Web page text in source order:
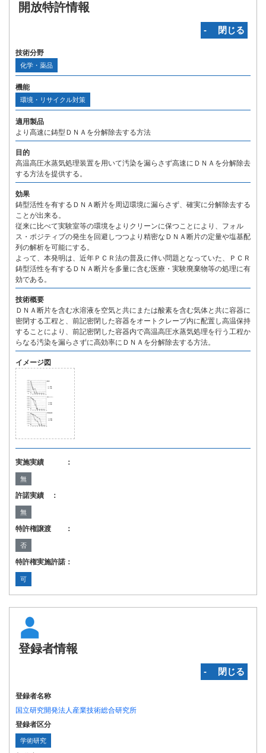
開放特許情報
‐ 閉じる
技術分野
化学・薬品
機能
環境・リサイクル対策
適用製品
より高速に鋳型ＤＮＡを分解除去する方法
目的
高温高圧水蒸気処理装置を用いて汚染を漏らさず高速にＤＮＡを分解除去
する方法を提供する。
効果
鋳型活性を有するＤＮＡ断片を周辺環境に漏らさず、確実に分解除去する
ことが出来る。
従来に比べて実験室等の環境をよりクリーンに保つことにより、フォル
ス・ポジティブの発生を回避しつつより精密なＤＮＡ断片の定量や塩基配
列の解析を可能にする。
よって、本発明は、近年ＰＣＲ法の普及に伴い問題となっていた、ＰＣＲ
鋳型活性を有するＤＮＡ断片を多量に含む医療・実験廃棄物等の処理に有
効である。
技術概要
ＤＮＡ断片を含む水溶液を空気と共にまたは酸素を含む気体と共に容器に
密閉する工程と、前記密閉した容器をオートクレーブ内に配置し高温保持
することにより、前記密閉した容器内で高温高圧水蒸気処理を行う工程か
らなる汚染を漏らさずに高効率にＤＮＡを分解除去する方法。
イメージ図
実施実績 ：
無
許諾実績 ：
無
特許権譲渡 ：
否
特許権実施許諾：
可
登録者情報
‐ 閉じる
登録者名称
国立研究開発法人産業技術総合研究所
登録者区分
学術研究